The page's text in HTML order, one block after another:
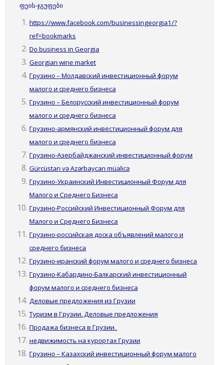
ფეის-ჯგუფები
https://www.facebook.com/businessingeorgia1/?
ref=bookmarks
Do business in Georgia
Georgian wine market
Грузино – Молдавский инвестиционный форум
малого и среднего бизнеса
Грузино – Белорусский инвестиционный форум
малого и среднего бизнеса
Грузино-армянский инвестиционный форум для
малого и среднего бизнеса
Грузино-Азербайджанский инвестиционный форум
Gürcüstan və Azərbaycan müalicə
Грузино-Украинский Инвестиционный Форум для
Малого и Среднего Бизнеса
Грузино-Российский Инвестиционный Форум для
Малого и Среднего Бизнеса
Грузино-российская доска объявлений малого и
среднего бизнеса
Грузино-иранский форум малого и среднего бизнеса
Грузино-Кабардино-Балкарский инвестиционный
форум малого и среднего бизнеса
Деловые предложения из Грузии
Туризм в Грузии. Деловые предложения
Продажа бизнеса в Грузии.
недвижимость на курортах Грузии
Грузино – Казахский инвестиционный форум малого